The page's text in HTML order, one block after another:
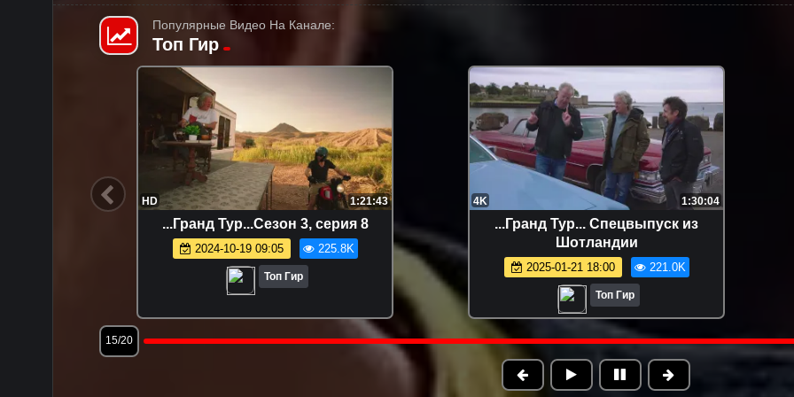
Популярные Видео На Канале:
Топ Гир
1:02:15
...Топ Гир... Спецвыпуск в
Патагонии 1
212.7K
FHD 1:26:15
...Топ Гир... Спецвыпуск в Боливии.
Звуковые дорожки выбирайте
сами.
2025-01-03 11:53 211.4K
FHD
...Гранд
18/20